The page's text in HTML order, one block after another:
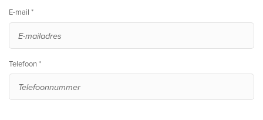
E-mail *
Telefoon *